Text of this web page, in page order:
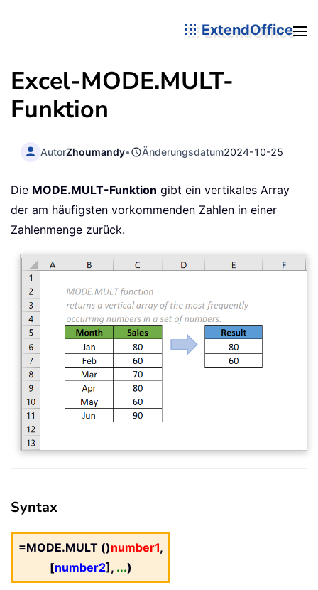
ExtendOffice
Excel-MODE.MULT-
Funktion
AutorZhoumandy• Änderungsdatum2024-10-25
Die MODE.MULT-Funktion gibt ein vertikales Array
der am häufigsten vorkommenden Zahlen in einer
Zahlenmenge zurück.
Syntax
=MODE.MULT ()number1,
[number2], ...)